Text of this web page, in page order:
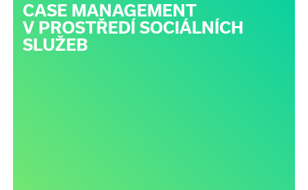
CASE MANAGEMENT
V PROSTŘEDÍ SOCIÁLNÍCH
SLUŽEB